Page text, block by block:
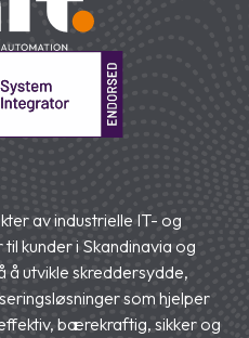
av industrielle IT- og
kunder i Skandinavia og
å utvikle skreddersydde,
som hjelper
bærekraftig, sikker og